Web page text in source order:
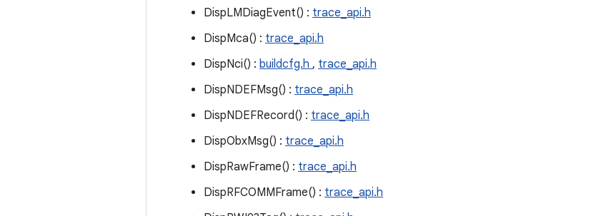
DispLMDiagEvent() : trace_api.h
DispMca() : trace_api.h
DispNci() : buildcfg.h , trace_api.h
DispNDEFMsg() : trace_api.h
DispNDEFRecord() : trace_api.h
DispObxMsg() : trace_api.h
DispRawFrame() : trace_api.h
DispRFCOMMFrame() : trace_api.h